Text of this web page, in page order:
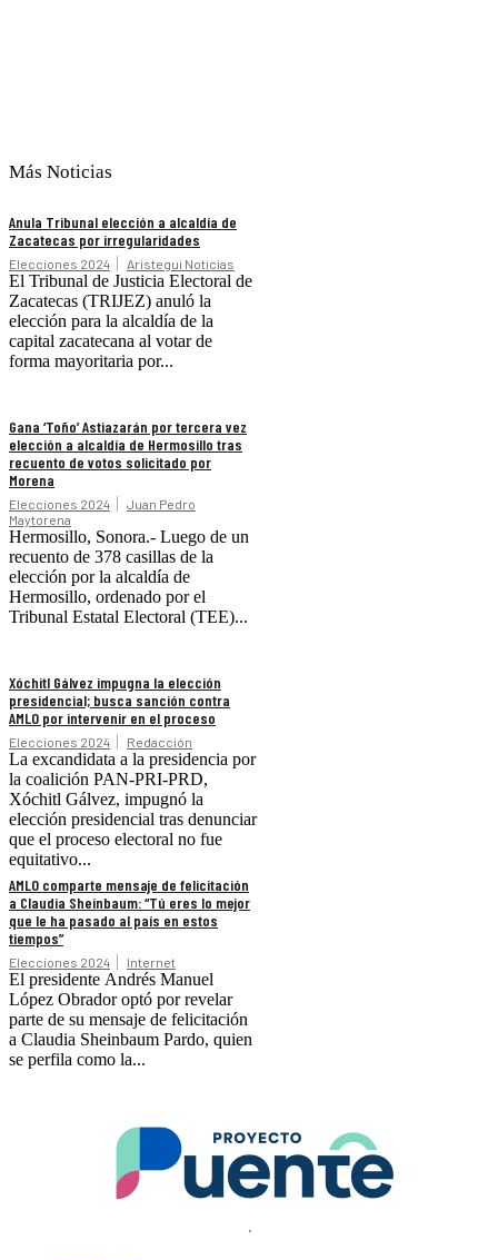
Más Noticias
Anula Tribunal elección a alcaldía de
Zacatecas por irregularidades
Elecciones 2024 Aristegui Noticias
El Tribunal de Justicia Electoral de
Zacatecas (TRIJEZ) anuló la
elección para la alcaldía de la
capital zacatecana al votar de
forma mayoritaria por...
Gana ‘Toño’ Astiazarán por tercera vez
elección a alcaldía de Hermosillo tras
recuento de votos solicitado por
Morena
Elecciones 2024
Juan Pedro
Maytorena
Hermosillo, Sonora.- Luego de un
recuento de 378 casillas de la
elección por la alcaldía de
Hermosillo, ordenado por el
Tribunal Estatal Electoral (TEE)...
Xóchitl Gálvez impugna la elección
presidencial; busca sanción contra
AMLO por intervenir en el proceso
Elecciones 2024 Redacción
La excandidata a la presidencia por
la coalición PAN-PRI-PRD,
Xóchitl Gálvez, impugnó la
elección presidencial tras denunciar
que el proceso electoral no fue
equitativo...
AMLO comparte mensaje de felicitación
a Claudia Sheinbaum: “Tú eres lo mejor
que le ha pasado al país en estos
tiempos”
Elecciones 2024 Internet
El presidente Andrés Manuel
López Obrador optó por revelar
parte de su mensaje de felicitación
a Claudia Sheinbaum Pardo, quien
se perfila como la...
.